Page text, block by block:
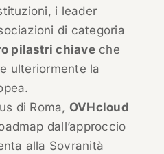
i leader
di categoria
pilastri chiaveche
ulteriormente la
di Roma, OVHcloud
dall’approccio
alla Sovranità